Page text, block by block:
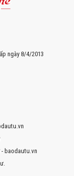
ngày 8/4/2013
baodautu.vn